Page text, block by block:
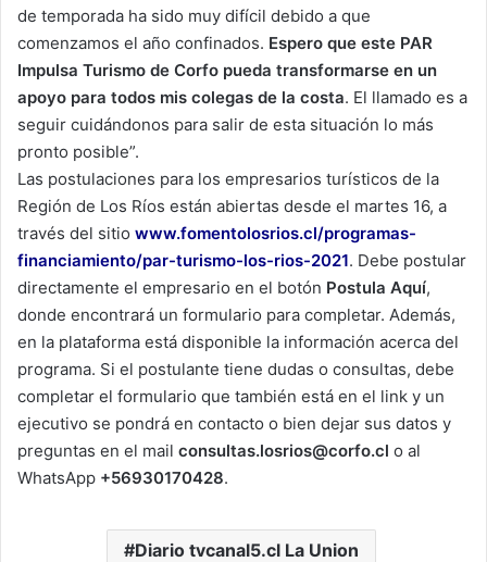
de temporada ha sido muy difícil debido a que
comenzamos el año confinados. Espero que este PAR
Impulsa Turismo de Corfo pueda transformarse en un
apoyo para todos mis colegas de la costa. El llamado es a
seguir cuidándonos para salir de esta situación lo más
pronto posible”.
Las postulaciones para los empresarios turísticos de la
Región de Los Ríos están abiertas desde el martes 16, a
través del sitio www.fomentolosrios.cl/programas-
financiamiento/par-turismo-los-rios-2021. Debe postular
directamente el empresario en el botón Postula Aquí,
donde encontrará un formulario para completar. Además,
en la plataforma está disponible la información acerca del
programa. Si el postulante tiene dudas o consultas, debe
completar el formulario que también está en el link y un
ejecutivo se pondrá en contacto o bien dejar sus datos y
preguntas en el mail consultas.losrios@corfo.cl o al
WhatsApp +56930170428.
Diario tvcanal5.cl La Union